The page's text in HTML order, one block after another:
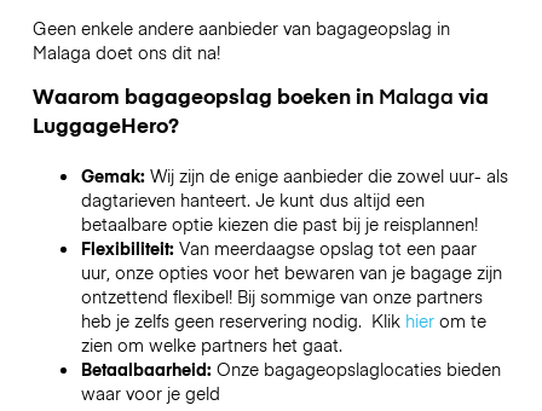
Geen enkele andere aanbieder van bagageopslag in
Malaga doet ons dit na!
Waarom bagageopslag boeken in Malaga via
LuggageHero?
Gemak: Wij zijn de enige aanbieder die zowel uur- als
dagtarieven hanteert. Je kunt dus altijd een
betaalbare optie kiezen die past bij je reisplannen!
Flexibiliteit: Van meerdaagse opslag tot een paar
uur, onze opties voor het bewaren van je bagage zijn
ontzettend flexibel! Bij sommige van onze partners
heb je zelfs geen reservering nodig. Klik hierom te
zien om welke partners het gaat.
Betaalbaarheid: Onze bagageopslaglocaties bieden
waar voor je geld